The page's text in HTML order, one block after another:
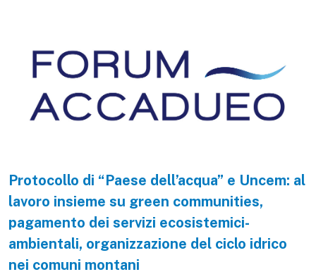
Protocollo di “Paese dell’acqua” e Uncem: al
lavoro insieme su green communities,
pagamento dei servizi ecosistemici-
ambientali, organizzazione del ciclo idrico
nei comuni montani